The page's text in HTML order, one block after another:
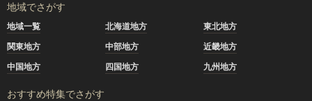
地域でさがす
地域一覧 北海道地方
東北地方
関東地方
中部地方
近畿地方
中国地方
四国地方 九州地方
おすすめ特集でさがす